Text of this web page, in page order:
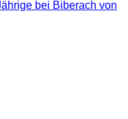
bei Biberach von